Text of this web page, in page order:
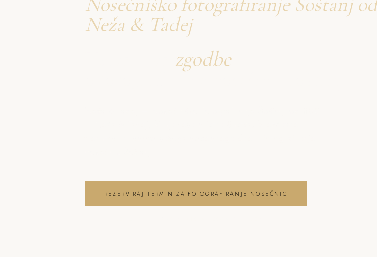
Neža & Tadej
zgodbe
o fotografiranje nosečnic Šoštanj
REZERVIRAJ TERMIN ZA FOTOGRAFIRANJE NOSEČNIC